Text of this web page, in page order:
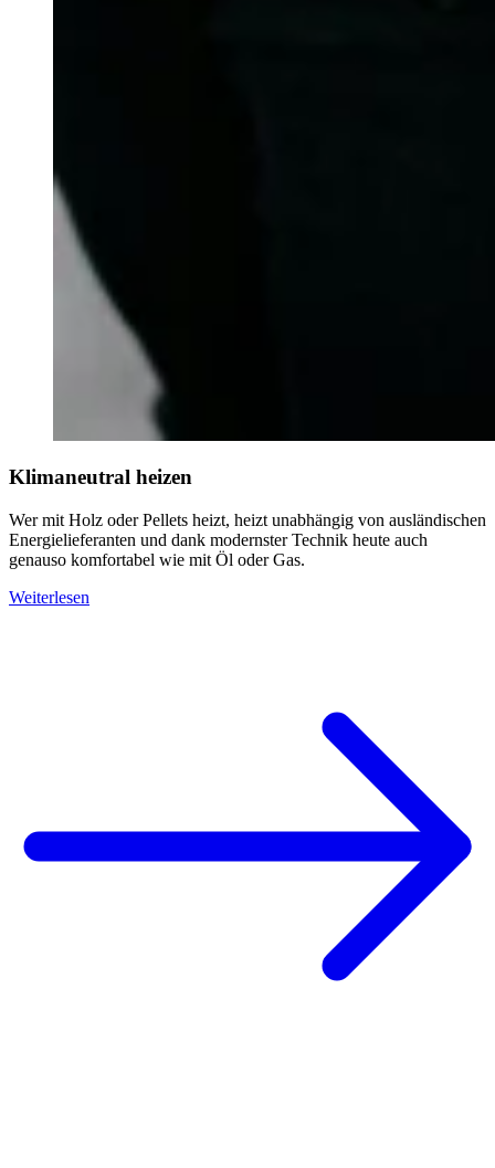
Klimaneutral heizen
Wer mit Holz oder Pellets heizt, heizt unabhängig von ausländischen
Energielieferanten und dank modernster Technik heute auch
genauso komfortabel wie mit Öl oder Gas.
Weiterlesen